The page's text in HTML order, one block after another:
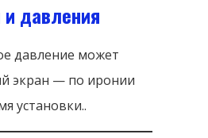
давления
давление может
экран — по иронии
установки..